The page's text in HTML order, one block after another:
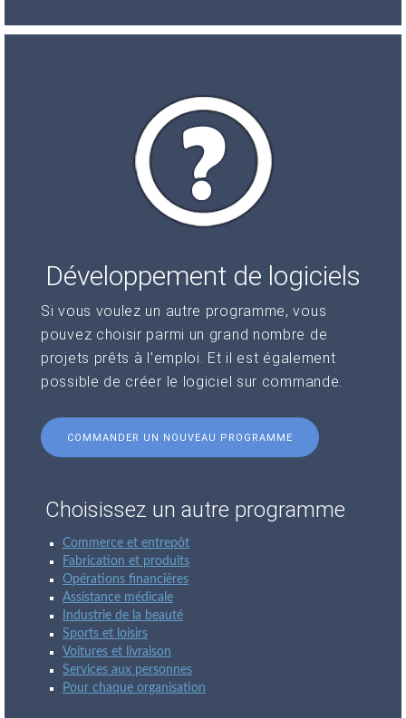
Développement de logiciels
Si vous voulez un autre programme, vous
pouvez choisir parmi un grand nombre de
projets prêts à l'emploi. Et il est également
possible de créer le logiciel sur commande.
COMMANDER UN NOUVEAU PROGRAMME
Choisissez un autre programme
Commerce et entrepôt
Fabrication et produits
Opérations financières
Assistance médicale
Industrie de la beauté
Sports et loisirs
Voitures et livraison
Services aux personnes
Pour chaque organisation